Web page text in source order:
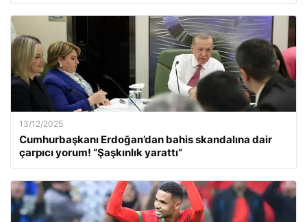
13/12/2025
Cumhurbaşkanı Erdoğan’dan bahis skandalına dair
çarpıcı yorum! “Şaşkınlık yarattı”